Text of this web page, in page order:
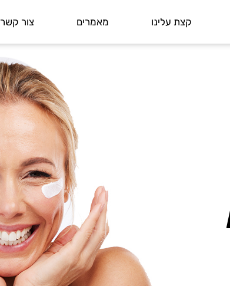
קצת עלינו מאמרים צור קשר